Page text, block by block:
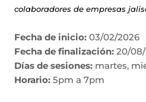
colaboradores de empresas
Fecha de inicio: 03/02/2026
Fecha de finalización: 20/
Días de sesiones: martes,
Horario: 5pm a 7pm